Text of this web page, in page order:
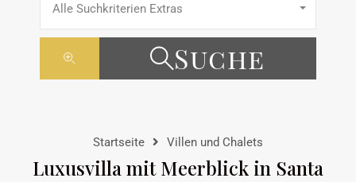
Alle Suchkriterien Extras
Suche
Startseite Villen und Chalets
Luxusvilla mit Meerblick in Santa